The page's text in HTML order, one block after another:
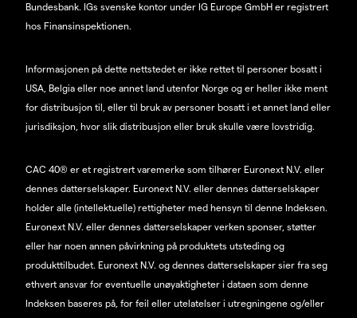
Bundesbank. IGs svenske kontor under IG Europe GmbH er registrert
hos Finansinspektionen.
Informasjonen på dette nettstedet er ikke rettet til personer bosatt i
USA, Belgia eller noe annet land utenfor Norge og er heller ikke ment
for distribusjon til, eller til bruk av personer bosatt i et annet land eller
jurisdiksjon, hvor slik distribusjon eller bruk skulle være lovstridig.
CAC 40® er et registrert varemerke som tilhører Euronext N.V. eller
dennes datterselskaper. Euronext N.V. eller dennes datterselskaper
holder alle (intellektuelle) rettigheter med hensyn til denne Indeksen.
Euronext N.V. eller dennes datterselskaper verken sponser, støtter
eller har noen annen påvirkning på produktets utsteding og
produkttilbudet. Euronext N.V. og dennes datterselskaper sier fra seg
ethvert ansvar for eventuelle unøyaktigheter i dataen som denne
Indeksen baseres på, for feil eller utelatelser i utregningene og/eller